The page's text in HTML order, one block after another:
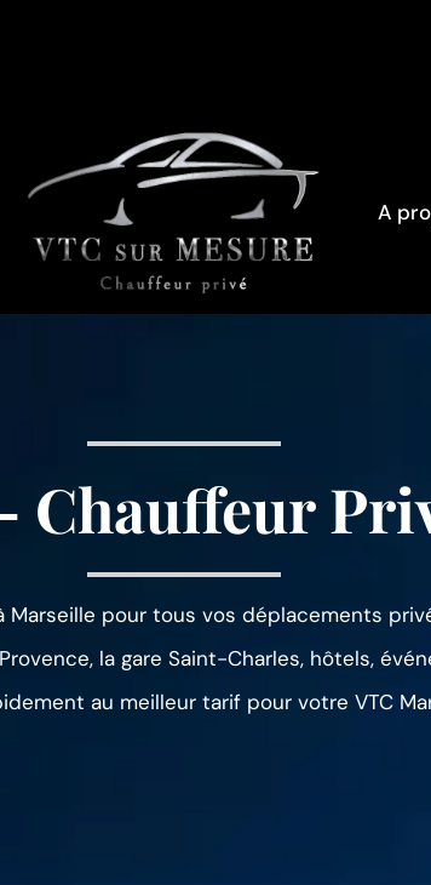
A
Chauffeur
Marseille pour tous vos déplacements
la gare Saint-Charles, hôtels,
au meilleur tarif pour votre VTC